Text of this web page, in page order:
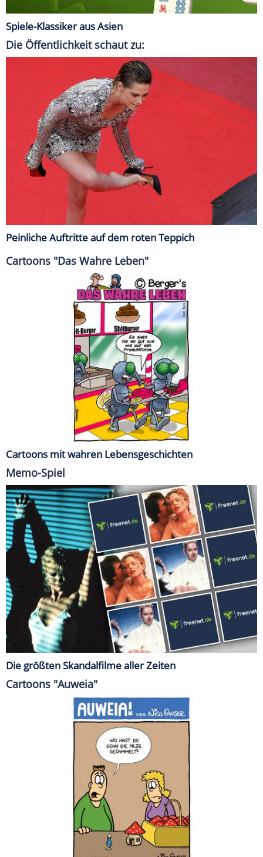
Spiele-Klassiker aus Asien
Die Öffentlichkeit schaut zu:
Peinliche Auftritte auf dem roten Teppich
Cartoons "Das Wahre Leben"
Cartoons mit wahren Lebensgeschichten
Memo-Spiel
Die größten Skandalfilme aller Zeiten
Cartoons "Auweia"